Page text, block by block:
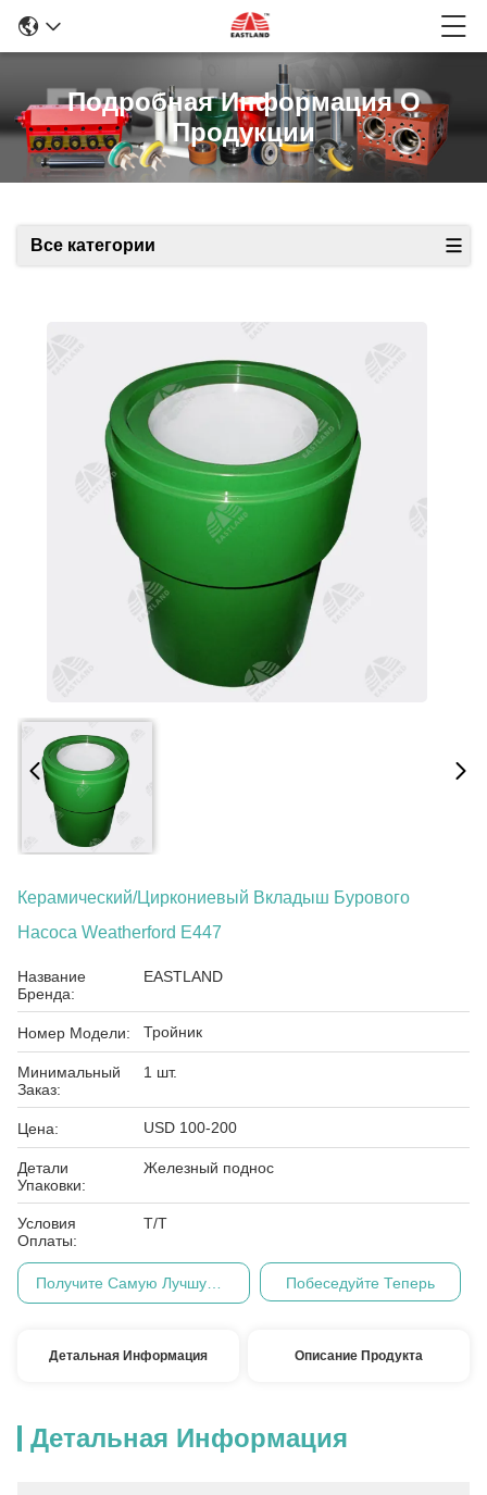
Подробная Информация О
Продукции
Все категории
Керамический/циркониевый Вкладыш Бурового
Насоса Weatherford E447
Название
Бренда:
EASTLAND
Номер Модели: Тройник
Минимальный
Заказ:
1 шт.
Цена: USD 100-200
Детали
Упаковки:
Железный поднос
Условия
Оплаты:
Т/Т
Побеседуйте Теперь
Детальная Информация Описание Продукта
Детальная Информация